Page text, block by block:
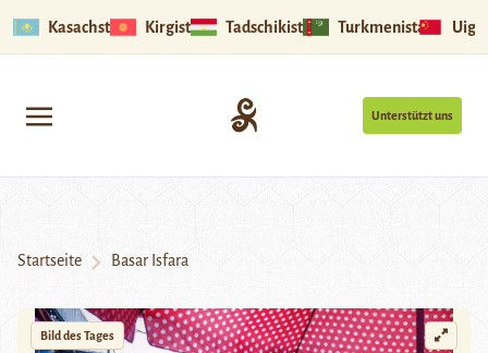
Kasachstan Kirgistan Tadschikistan Turkmenistan
Unterstützt uns
Startseite Basar Isfara
Bild des Tages